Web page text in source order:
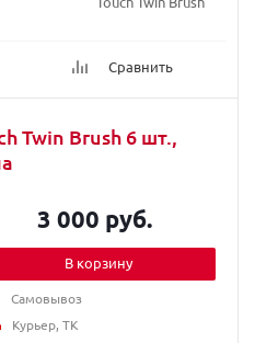
Сравнить
Twin Brush 6 шт.,
3 000 руб.
В корзину
Самовывоз
Курьер, ТК